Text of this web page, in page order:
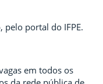
pelo portal do IFPE.
em todos os